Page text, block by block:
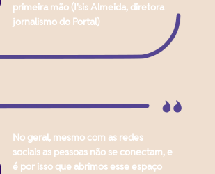
primeira mão (I'sis Almeida, diretora
jornalismo do Portal)
No geral, mesmo com as redes
sociais as pessoas não se conectam, e
é por isso que abrimos esse espaço